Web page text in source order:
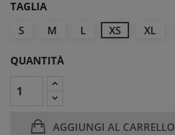
TAGLIA
S
M L XS XL
QUANTITÀ
AGGIUNGI AL CARRELLO